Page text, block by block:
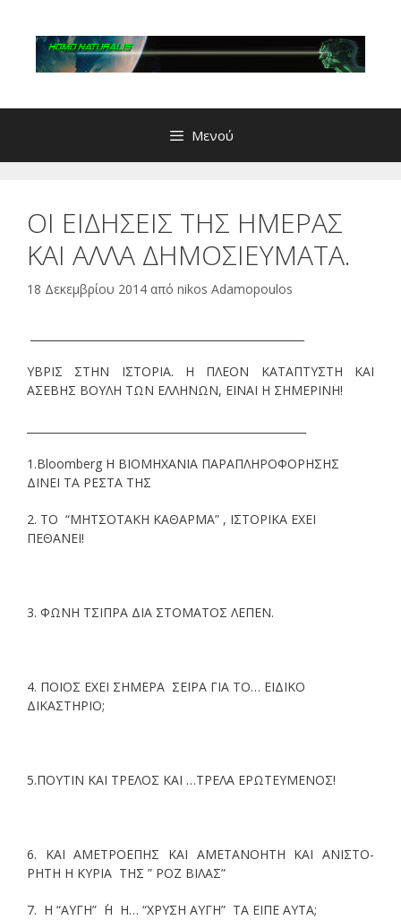
περιεχόμενο
Μενού
ΟΙ ΕΙΔΗΣΕΙΣ ΤΗΣ ΗΜΕΡΑΣ
ΚΑΙ ΑΛΛΑ ΔΗΜΟΣΙΕΥΜΑΤΑ.
18 Δεκεμβρίου 2014 από nikos Adamopoulos
ΥΒΡΙΣ ΣΤΗΝ ΙΣΤΟΡΙΑ. Η ΠΛΕΟΝ ΚΑΤΑΠΤΥΣΤΗ ΚΑΙ
ΑΣΕΒΗΣ ΒΟΥΛΗ ΤΩΝ ΕΛΛΗΝΩΝ, ΕΙΝΑΙ Η ΣΗΜΕΡΙΝΗ!
1.Bloomberg Η ΒΙΟΜΗΧΑΝΙΑ ΠΑΡΑΠΛΗΡΟΦΟΡΗΣΗΣ
ΔΙΝΕΙ ΤΑ ΡΕΣΤΑ ΤΗΣ
2. ΤΟ “ΜΗΤΣΟΤΑΚΗ ΚΑΘΑΡΜΑ” , ΙΣΤΟΡΙΚΑ ΕΧΕΙ
ΠΕΘΑΝΕΙ!
3. ΦΩΝΗ ΤΣΙΠΡΑ ΔΙΑ ΣΤΟΜΑΤΟΣ ΛΕΠΕΝ.
4. ΠΟΙΟΣ ΕΧΕΙ ΣΗΜΕΡΑ ΣΕΙΡΑ ΓΙΑ ΤΟ… ΕΙΔΙΚΟ
ΔΙΚΑΣΤΗΡΙΟ;
5.ΠΟΥΤΙΝ ΚΑΙ ΤΡΕΛΟΣ ΚΑΙ …ΤΡΕΛΑ ΕΡΩΤΕΥΜΕΝΟΣ!
6. ΚΑΙ ΑΜΕΤΡΟΕΠΗΣ ΚΑΙ ΑΜΕΤΑΝΟΗΤΗ ΚΑΙ ΑΝΙΣΤΟ-
ΡΗΤΗ Η ΚΥΡΙΑ ΤΗΣ ” ΡΟΖ ΒΙΛΑΣ”
7. Η “ΑΥΓΗ” ΄Η Η… “ΧΡΥΣΗ ΑΥΓΗ” ΤΑ ΕΙΠΕ ΑΥΤΑ;